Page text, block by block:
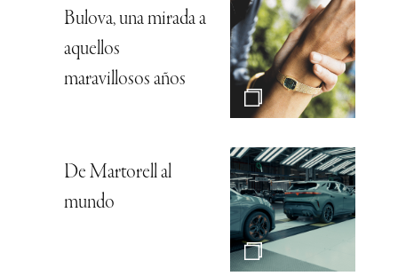
Bulova, una mirada a
aquellos
maravillosos años
De Martorell al
mundo